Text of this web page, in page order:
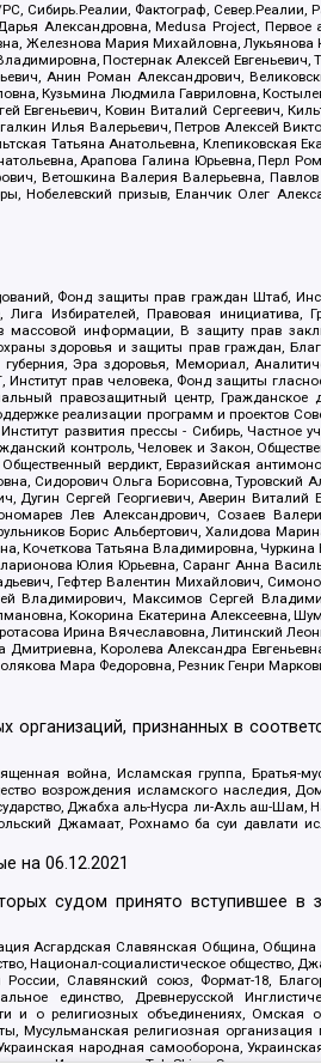
Фактограф, Север.Реалии,
Александровна, Medusa Project,
Железнова Мария Михайловна, Лукьянова
Постернак Алексей
Анин Роман Александрович,
Кузьмина Людмила Гавриловна,
Ковин Виталий Сергеевич,
Илья Валерьевич, Петров Алексей
Татьяна Анатольевна, Клепиковская
Арапова Галина Юрьевна, Перл
Ветошкина Валерия Валерьевна,
призыв, Еланчик Олег
Фонд защиты прав граждан Штаб,
Избирателей, Правовая инициатива,
информации, В защиту прав
здоровья и защиты прав граждан,
Эра здоровья, Мемориал,
прав человека, Фонд защиты
правозащитный центр, Гражданское
реализации программ и проектов
развития прессы - Сибирь, Частное
контроль, Человек и Закон,
вердикт, Евразийская
Ольга Борисовна, Туровский
Сергей Георгиевич, Аверин
Лев Александрович, Созаев
Борис Альбертович, Халидова
Кочеткова Татьяна Владимировна,
Юлия Юрьевна, Саранг Анна
Гефтер Валентин Михайлович,
Владимирович, Максимов Сергей
Кокорина Екатерина Алексеевна,
Ирина Вячеславовна, Литинский
Королева Александра
Мара Федоровна, Резник Генри
признанных в
война, Исламская группа, Братья-
возрождения исламского
Джабха аль-Нусра ли-Ахль аш-
Джамаат, Рохнамо ба суи давлати
на06.12.2021
судом принято вступившее в
Асгардская Славянская Община,
Национал-социалистическое общество,
Славянский союз, Формат-18,
единство, Древнерусской
о религиозных объединениях, Омская
Мусульманская религиозная
народная самооборона,